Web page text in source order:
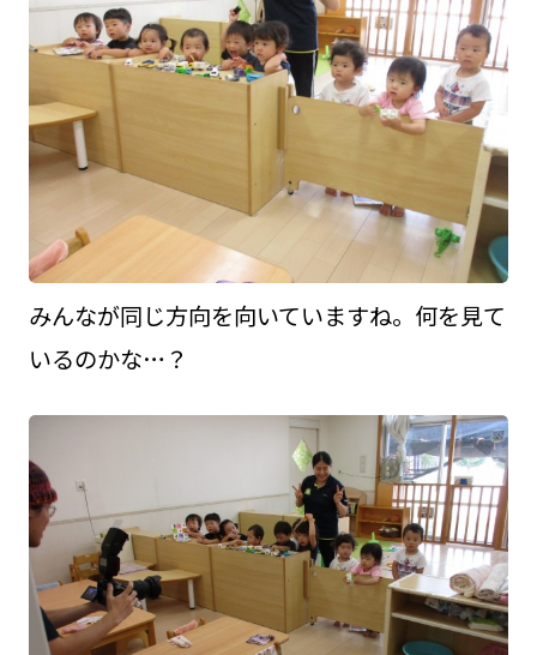
みんなが同じ方向を向いていますね。何を見て
いるのかな…？